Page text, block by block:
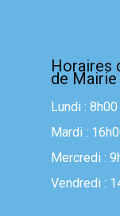
Horaires
de Mairie
Lundi :
Mardi :
Mercredi :
Vendredi :